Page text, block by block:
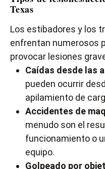
Texas
Los estibadores y los
enfrentan numerosos
provocar lesiones
Caídas desde las
pueden ocurrir
apilamiento de
Accidentes de
menudo son el
funcionamiento o
equipo.
Golpeado por